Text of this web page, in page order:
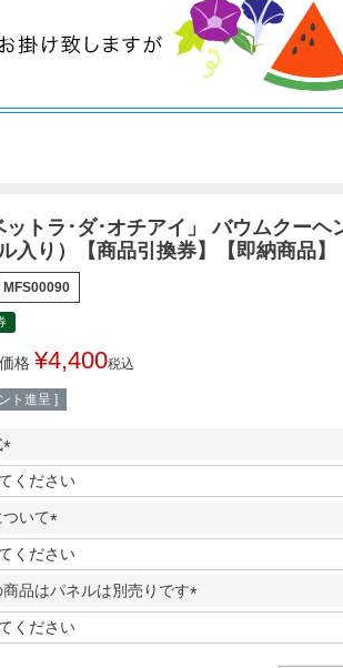
ットラ･ダ･オチアイ」 バウムクーヘ
入り）【商品引換券】【即納商品】
MFS00090
格 ¥4,400税込
ト進呈 ]
(
必
須
)
いて
(
必
須
)
商品はパネルは別売りです
必